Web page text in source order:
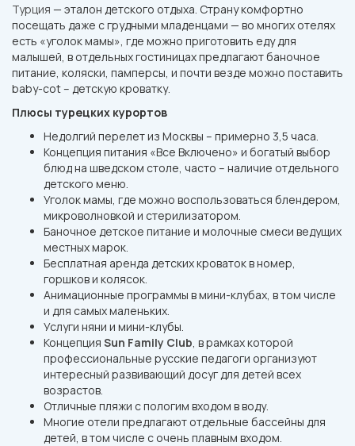
Турция — эталон детского отдыха. Страну комфортно
посещать даже с грудными младенцами — во многих отелях
есть «уголок мамы», где можно приготовить еду для
малышей, в отдельных гостиницах предлагают баночное
питание, коляски, памперсы, и почти везде можно поставить
baby-cot – детскую кроватку.
Плюсы турецких курортов
Недолгий перелет из Москвы – примерно 3,5 часа.
Концепция питания «Все Включено» и богатый выбор
блюд на шведском столе, часто – наличие отдельного
детского меню.
Уголок мамы, где можно воспользоваться блендером,
микроволновкой и стерилизатором.
Баночное детское питание и молочные смеси ведущих
местных марок.
Бесплатная аренда детских кроваток в номер,
горшков и колясок.
Анимационные программы в мини-клубах, в том числе
и для самых маленьких.
Услуги няни и мини-клубы.
Концепция Sun Family Club , в рамках которой
профессиональные русские педагоги организуют
интересный развивающий досуг для детей всех
возрастов.
Отличные пляжи с пологим входом в воду.
Многие отели предлагают отдельные бассейны для
детей, в том числе с очень плавным входом.